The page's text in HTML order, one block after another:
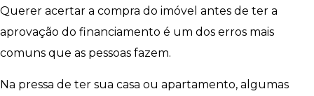
Querer acertar a compra do imóvel antes de ter a
aprovação do financiamento é um dos erros mais
comuns que as pessoas fazem.
Na pressa de ter sua casa ou apartamento, algumas